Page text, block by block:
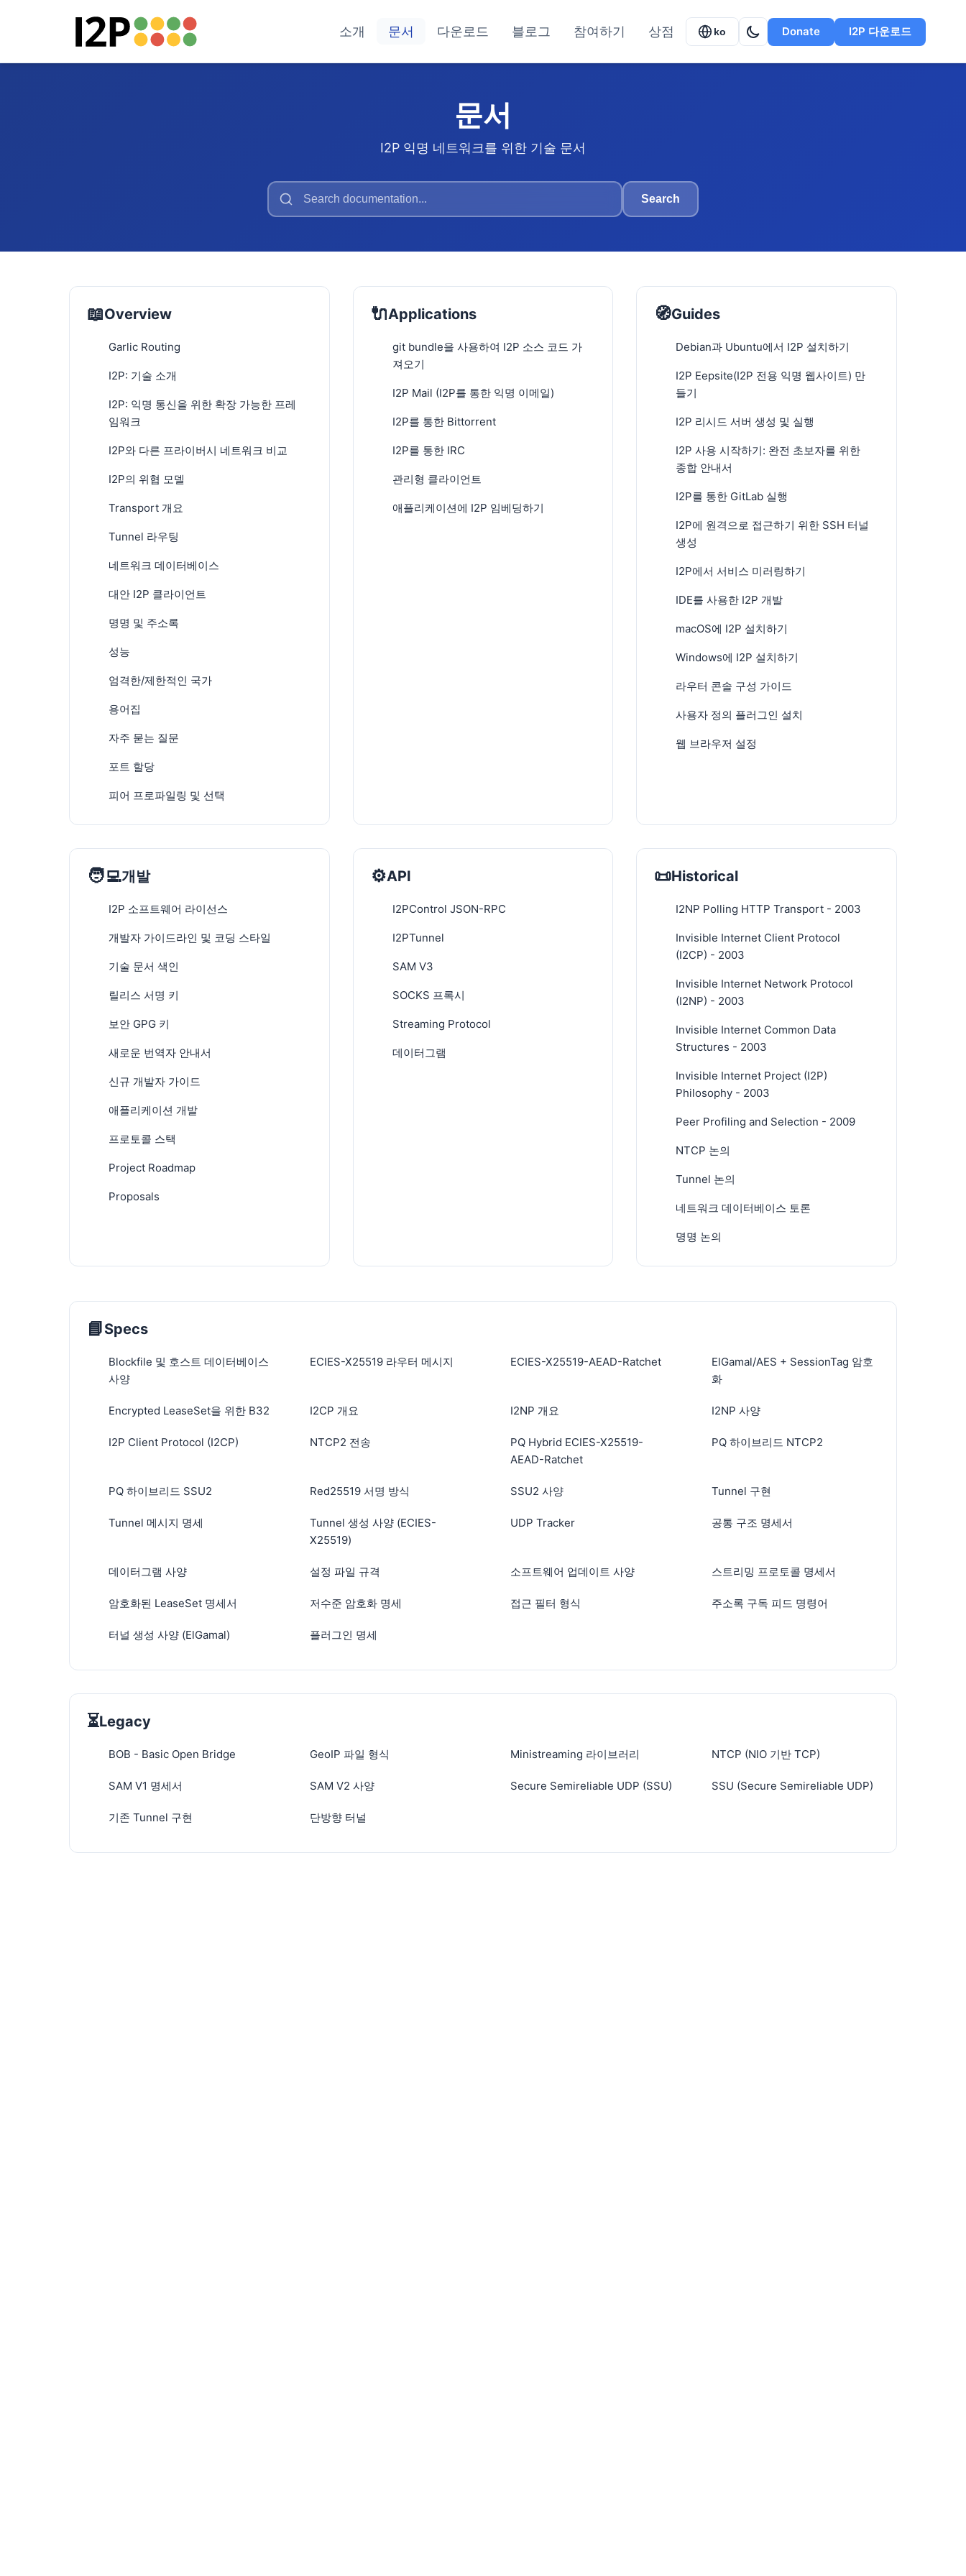
소개 문서 다운로드 블로그 참여하기 상점 ko Donate I2P 다운로드
문서
I2P 익명 네트워크를 위한 기술 문서
Search
📖Overview
Garlic Routing
I2P: 기술 소개
I2P: 익명 통신을 위한 확장 가능한 프레
임워크
I2P와 다른 프라이버시 네트워크 비교
I2P의 위협 모델
Transport 개요
Tunnel 라우팅
네트워크 데이터베이스
대안 I2P 클라이언트
명명 및 주소록
성능
엄격한/제한적인 국가
용어집
자주 묻는 질문
포트 할당
피어 프로파일링 및 선택
🔌Applications
git bundle을 사용하여 I2P 소스 코드 가
져오기
I2P Mail (I2P를 통한 익명 이메일)
I2P를 통한 Bittorrent
I2P를 통한 IRC
관리형 클라이언트
애플리케이션에 I2P 임베딩하기
🧭Guides
Debian과 Ubuntu에서 I2P 설치하기
I2P Eepsite(I2P 전용 익명 웹사이트) 만
들기
I2P 리시드 서버 생성 및 실행
I2P 사용 시작하기: 완전 초보자를 위한
종합 안내서
I2P를 통한 GitLab 실행
I2P에 원격으로 접근하기 위한 SSH 터널
생성
I2P에서 서비스 미러링하기
IDE를 사용한 I2P 개발
macOS에 I2P 설치하기
Windows에 I2P 설치하기
라우터 콘솔 구성 가이드
사용자 정의 플러그인 설치
웹 브라우저 설정
🧑‍💻개발
I2P 소프트웨어 라이선스
개발자 가이드라인 및 코딩 스타일
기술 문서 색인
릴리스 서명 키
보안 GPG 키
새로운 번역자 안내서
신규 개발자 가이드
애플리케이션 개발
프로토콜 스택
Project Roadmap
Proposals
⚙️API
I2PControl JSON-RPC
I2PTunnel
SAM V3
SOCKS 프록시
Streaming Protocol
데이터그램
📜Historical
I2NP Polling HTTP Transport - 2003
Invisible Internet Client Protocol
(I2CP) - 2003
Invisible Internet Network Protocol
(I2NP) - 2003
Invisible Internet Common Data
Structures - 2003
Invisible Internet Project (I2P)
Philosophy - 2003
Peer Profiling and Selection - 2009
NTCP 논의
Tunnel 논의
네트워크 데이터베이스 토론
명명 논의
📘Specs
Blockfile 및 호스트 데이터베이스
사양
ECIES-X25519 라우터 메시지 ECIES-X25519-AEAD-Ratchet
ElGamal/AES + SessionTag 암호
화
Encrypted LeaseSet을 위한 B32 I2CP 개요 I2NP 개요 I2NP 사양
I2P Client Protocol (I2CP) NTCP2 전송
PQ Hybrid ECIES-X25519-
AEAD-Ratchet
PQ 하이브리드 NTCP2
PQ 하이브리드 SSU2 Red25519 서명 방식 SSU2 사양 Tunnel 구현
Tunnel 메시지 명세
Tunnel 생성 사양 (ECIES-
X25519)
UDP Tracker 공통 구조 명세서
데이터그램 사양 설정 파일 규격 소프트웨어 업데이트 사양 스트리밍 프로토콜 명세서
암호화된 LeaseSet 명세서 저수준 암호화 명세 접근 필터 형식 주소록 구독 피드 명령어
터널 생성 사양 (ElGamal) 플러그인 명세
⏳Legacy
BOB - Basic Open Bridge GeoIP 파일 형식 Ministreaming 라이브러리 NTCP (NIO 기반 TCP)
SAM V1 명세서 SAM V2 사양 Secure Semireliable UDP (SSU) SSU (Secure Semireliable UDP)
기존 Tunnel 구현 단방향 터널